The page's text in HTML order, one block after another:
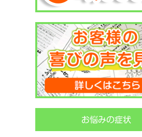
お悩みの症状